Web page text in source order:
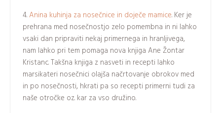
4.Anina kuhinja za nosečnice in doječe mamice. Ker je
prehrana med nosečnostjo zelo pomembna in ni lahko
vsaki dan pripraviti nekaj primernega in hranljivega,
nam lahko pri tem pomaga nova knjiga Ane Žontar
Kristanc. Takšna knjiga z nasveti in recepti lahko
marsikateri nosečnici olajša načrtovanje obrokov med
in po nosečnosti, hkrati pa so recepti primerni tudi za
naše otročke oz. kar za vso družino.